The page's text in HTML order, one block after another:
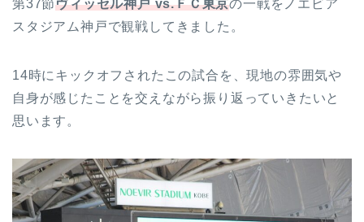
第37節ヴィッセル神戸 vs.ＦＣ東京の一戦をノエビア
スタジアム神戸で観戦してきました。
14時にキックオフされたこの試合を、現地の雰囲気や
自身が感じたことを交えながら振り返っていきたいと
思います。